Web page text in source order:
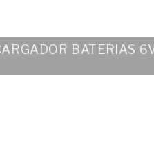
BATERIAS